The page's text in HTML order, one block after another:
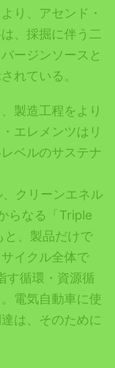
り、アセンド・
、採掘に伴う二
ージンソースと
れている。
製造工程をより
エレメンツはリ
ベルのサステナ
クリーンエネル
らなる「Triple
、製品だけで
イクル全体で
す循環・資源循
電気自動車に使
は、そのために